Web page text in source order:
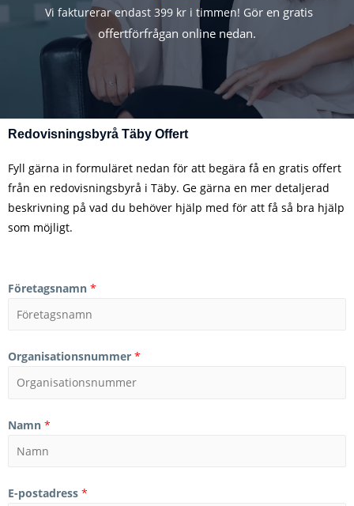
Vi fakturerar endast 399 kr i timmen! Gör en gratis
offertförfrågan online nedan.
Redovisningsbyrå Täby Offert
Fyll gärna in formuläret nedan för att begära få en gratis offert
från en redovisningsbyrå i Täby. Ge gärna en mer detaljerad
beskrivning på vad du behöver hjälp med för att få så bra hjälp
som möjligt.
Företagsnamn *
Organisationsnummer *
Namn *
E-postadress *